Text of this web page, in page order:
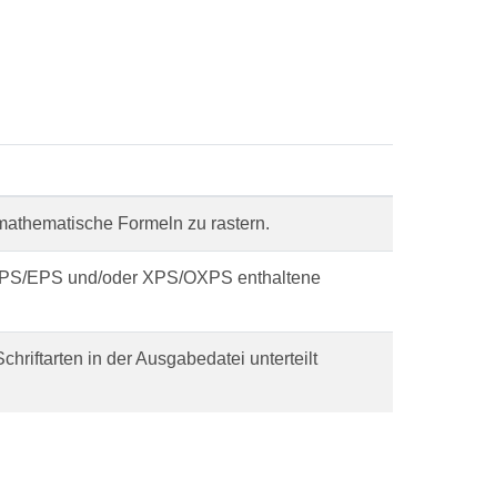
Formeln zu rastern.
EPS und/oder XPS/OXPS enthaltene
in der Ausgabedatei unterteilt